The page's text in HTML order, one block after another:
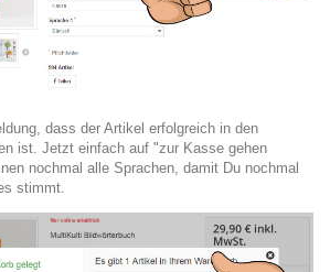
dass der Artikel erfolgreich in den
ist. Jetzt einfach auf "zur Kasse gehen
nochmal alle Sprachen, damit Du nochmal
stimmt.